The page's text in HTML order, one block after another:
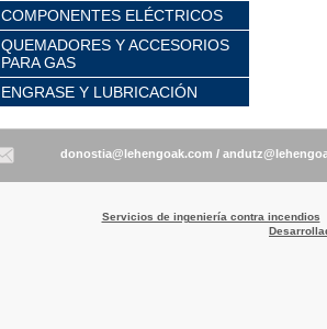
COMPONENTES ELÉCTRICOS
QUEMADORES Y ACCESORIOS
PARA GAS
ENGRASE Y LUBRICACIÓN
/
Servicios de ingeniería contra incendios